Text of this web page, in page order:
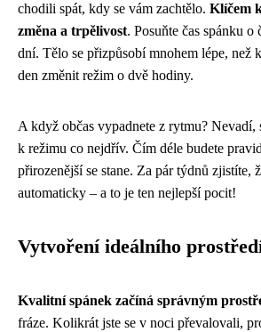
chodili spát, kdy se vám zachtělo. Klíčem
změna a trpělivost. Posuňte čas spánku
dní. Tělo se přizpůsobí mnohem lépe, než
den změnit režim o dvě hodiny.
A když občas vypadnete z rytmu? Nevadí,
k režimu co nejdřív. Čím déle budete
přirozenější se stane. Za pár týdnů zjistíte,
automaticky – a to je ten nejlepší pocit!
Vytvoření ideálního
Kvalitní spánek začíná správným
fráze. Kolikrát jste se v noci převalovali,